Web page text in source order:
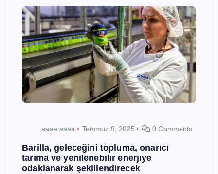
aaaa aaaa Temmuz 9, 2025 0 Comments
Barilla, geleceğini topluma, onarıcı
tarıma ve yenilenebilir enerjiye
odaklanarak şekillendirecek